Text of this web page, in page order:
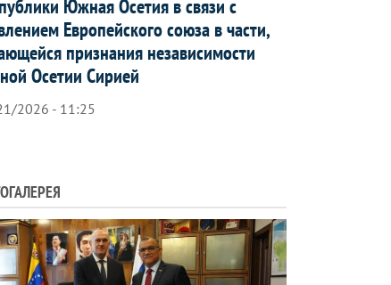
Южная Осетия в связи с
Европейского союза в части,
признания независимости
Осетии Сирией
2026 - 11:25